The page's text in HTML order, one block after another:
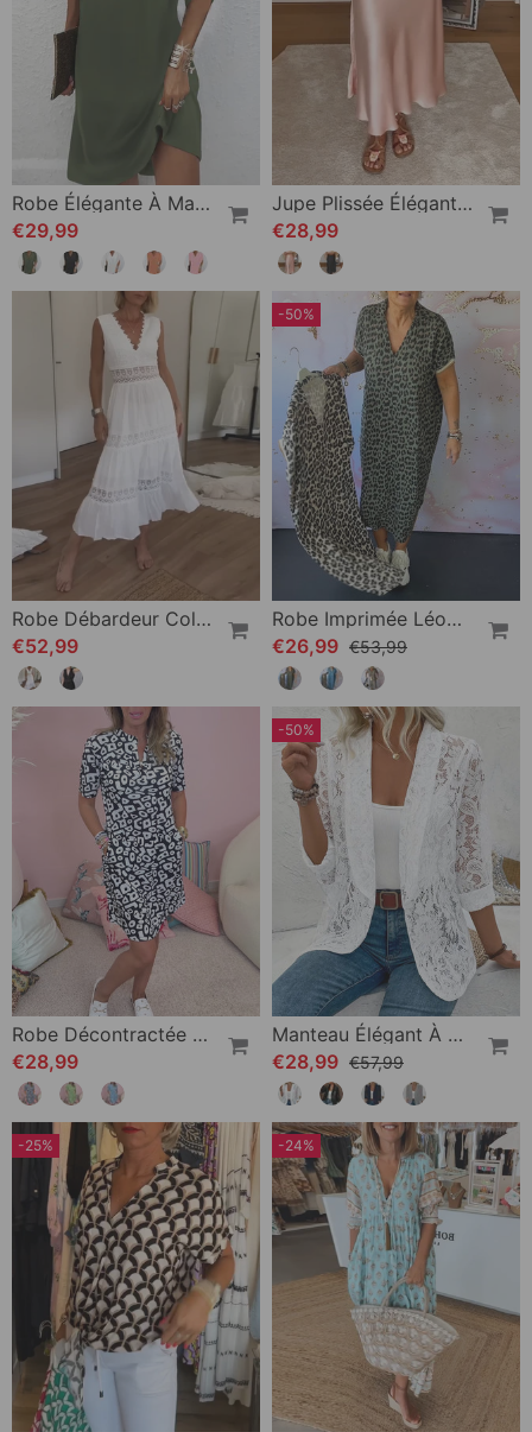
Robe Élégante À Manches Fendues De Couleur Unie
€29,99
Jupe Plissée Élégante De Couleur Unie
€28,99
Robe Débardeur Col V En Dentelle
€52,99
-50%
Robe Imprimée Léopard À Manches Courtes Et Col V
€26,99 €53,99
Robe Décontractée À Col En V Et Poche Imprimée
€28,99
-50%
Manteau Élégant À Revers En Dentelle Florale De Couleur Unie
€28,99 €57,99
-25% -24%